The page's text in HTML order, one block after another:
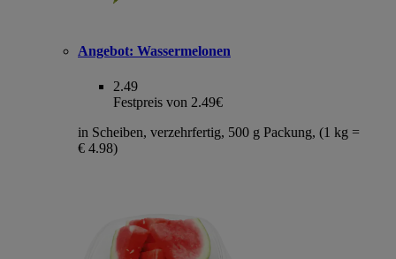
Angebot: Wassermelonen
2.49
Festpreis von 2.49€
in Scheiben, verzehrfertig, 500 g Packung, (1 kg =
€ 4.98)